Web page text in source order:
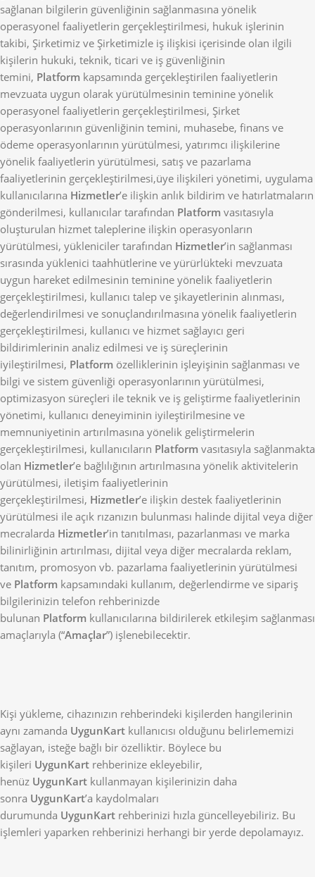
sağlanan bilgilerin güvenliğinin sağlanmasına yönelik
operasyonel faaliyetlerin gerçekleştirilmesi, hukuk işlerinin
takibi, Şirketimiz ve Şirketimizle iş ilişkisi içerisinde olan ilgili
kişilerin hukuki, teknik, ticari ve iş güvenliğinin
temini, Platform kapsamında gerçekleştirilen faaliyetlerin
mevzuata uygun olarak yürütülmesinin teminine yönelik
operasyonel faaliyetlerin gerçekleştirilmesi, Şirket
operasyonlarının güvenliğinin temini, muhasebe, finans ve
ödeme operasyonlarının yürütülmesi, yatırımcı ilişkilerine
yönelik faaliyetlerin yürütülmesi, satış ve pazarlama
faaliyetlerinin gerçekleştirilmesi,üye ilişkileri yönetimi, uygulama
kullanıcılarına Hizmetler’e ilişkin anlık bildirim ve hatırlatmaların
gönderilmesi, kullanıcılar tarafından Platform vasıtasıyla
oluşturulan hizmet taleplerine ilişkin operasyonların
yürütülmesi, yükleniciler tarafından Hizmetler’in sağlanması
sırasında yüklenici taahhütlerine ve yürürlükteki mevzuata
uygun hareket edilmesinin teminine yönelik faaliyetlerin
gerçekleştirilmesi, kullanıcı talep ve şikayetlerinin alınması,
değerlendirilmesi ve sonuçlandırılmasına yönelik faaliyetlerin
gerçekleştirilmesi, kullanıcı ve hizmet sağlayıcı geri
bildirimlerinin analiz edilmesi ve iş süreçlerinin
iyileştirilmesi, Platform özelliklerinin işleyişinin sağlanması ve
bilgi ve sistem güvenliği operasyonlarının yürütülmesi,
optimizasyon süreçleri ile teknik ve iş geliştirme faaliyetlerinin
yönetimi, kullanıcı deneyiminin iyileştirilmesine ve
memnuniyetinin artırılmasına yönelik geliştirmelerin
gerçekleştirilmesi, kullanıcıların Platform vasıtasıyla sağlanmakta
olan Hizmetler’e bağlılığının artırılmasına yönelik aktivitelerin
yürütülmesi, iletişim faaliyetlerinin
gerçekleştirilmesi, Hizmetler’e ilişkin destek faaliyetlerinin
yürütülmesi ile açık rızanızın bulunması halinde dijital veya diğer
mecralarda Hizmetler’in tanıtılması, pazarlanması ve marka
bilinirliğinin artırılması, dijital veya diğer mecralarda reklam,
tanıtım, promosyon vb. pazarlama faaliyetlerinin yürütülmesi
ve Platform kapsamındaki kullanım, değerlendirme ve sipariş
bilgilerinizin telefon rehberinizde
bulunan Platform kullanıcılarına bildirilerek etkileşim sağlanması
amaçlarıyla (“Amaçlar”) işlenebilecektir.
Kişi yükleme, cihazınızın rehberindeki kişilerden hangilerinin
aynı zamanda UygunKart kullanıcısı olduğunu belirlememizi
sağlayan, isteğe bağlı bir özelliktir. Böylece bu
kişileri UygunKart rehberinize ekleyebilir,
henüz UygunKart kullanmayan kişilerinizin daha
sonra UygunKart’a kaydolmaları
durumunda UygunKart rehberinizi hızla güncelleyebiliriz. Bu
işlemleri yaparken rehberinizi herhangi bir yerde depolamayız.